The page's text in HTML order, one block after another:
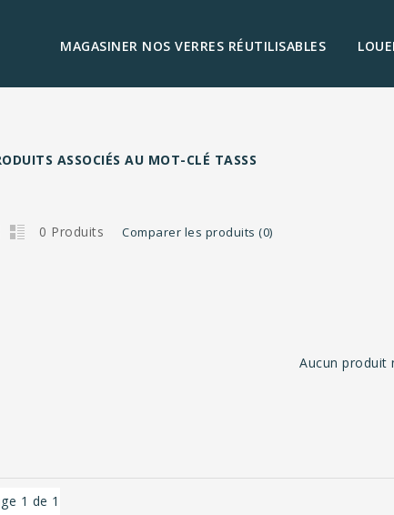
MAGASINER NOS VERRES RÉUTILISABLES
ASSOCIÉS AU MOT-CLÉ TASSS
0 Produits Comparer les produits (0)
Aucun produit
1 de 1